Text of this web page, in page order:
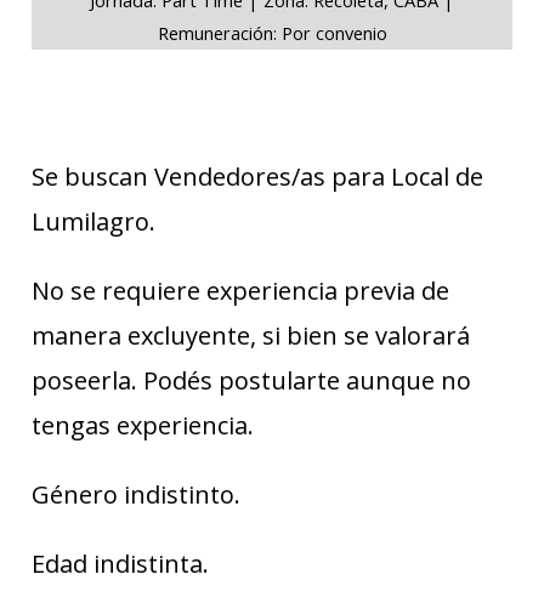
Remuneración: Por convenio
Se buscan Vendedores/as para Local de
Lumilagro.
No se requiere experiencia previa de
manera excluyente, si bien se valorará
poseerla. Podés postularte aunque no
tengas experiencia.
Género indistinto.
Edad indistinta.